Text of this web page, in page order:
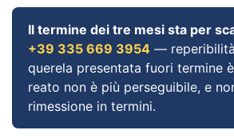
Il termine dei tre mesi sta per
+39 335 669 3954 —
querela presentata fuori termine
reato non è più perseguibile, e
rimessione in termini.